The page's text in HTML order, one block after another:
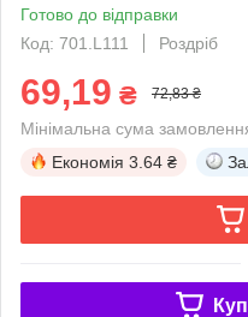
Готово до відправки
Код: 701.L111
Роздріб
69,19 ₴ 72,83 ₴
Мінімальна сума
Економія 3.64 ₴